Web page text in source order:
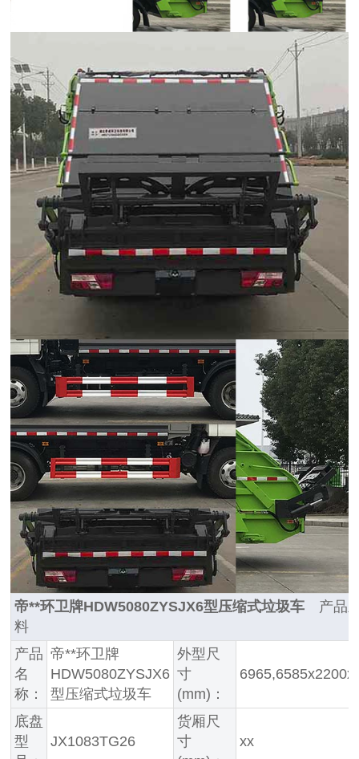
帝**环卫牌HDW5080ZYSJX6型压缩式垃圾车 产品
料
产品
名
称：
帝**环卫牌
HDW5080ZYSJX6
型压缩式垃圾车
外型尺
寸
(mm)：
底盘
型
JX1083TG26
货厢尺
寸
xx